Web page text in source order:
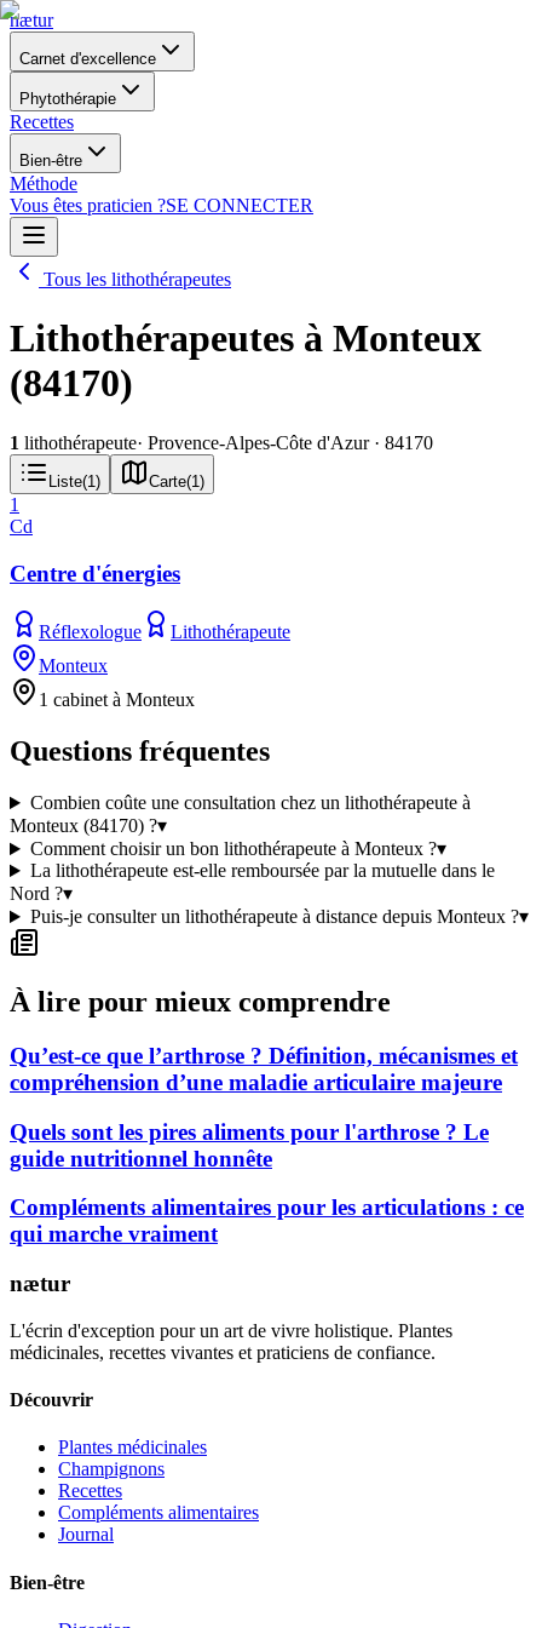
nætur
Carnet d'excellence
Phytothérapie
Recettes
Bien-être
Méthode
Vous êtes praticien ?SE CONNECTER
Tous les lithothérapeutes
Lithothérapeutes à Monteux
(84170)
1 lithothérapeute· Provence-Alpes-Côte d'Azur· 84170
Liste(1 ) Carte(1 )
1
Cd
Centre d'énergies
Réflexologue
Lithothérapeute
Monteux
1 cabinet à Monteux
Questions fréquentes
Combien coûte une consultation chez un lithothérapeute à
Monteux (84170) ?▾
Comment choisir un bon lithothérapeute à Monteux ?▾
La lithothérapeute est-elle remboursée par la mutuelle dans le
Nord ?▾
Puis-je consulter un lithothérapeute à distance depuis Monteux ?▾
À lire pour mieux comprendre
Qu’est-ce que l’arthrose ? Définition, mécanismes et
compréhension d’une maladie articulaire majeure
Quels sont les pires aliments pour l'arthrose ? Le
guide nutritionnel honnête
Compléments alimentaires pour les articulations : ce
qui marche vraiment
nætur
L'écrin d'exception pour un art de vivre holistique. Plantes
médicinales, recettes vivantes et praticiens de confiance.
Découvrir
Plantes médicinales
Champignons
Recettes
Compléments alimentaires
Journal
Bien-être